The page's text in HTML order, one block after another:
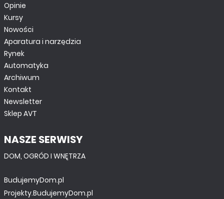
Opinie
Kursy
Nowości
Aparatura i narzędzia
Rynek
Automatyka
Archiwum
Kontakt
Newsletter
Sklep AVT
NASZE SERWISY
DOM, OGRÓD I WNĘTRZA
BudujemyDom.pl
Projekty.BudujemyDom.pl